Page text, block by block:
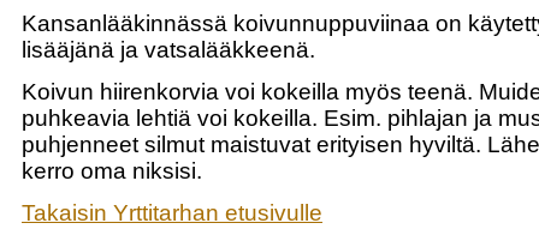
Kansanlääkinnässä koivunnuppuviinaa on
lisääjänä ja vatsalääkkeenä.
Koivun hiirenkorvia voi kokeilla myös teenä.
puhkeavia lehtiä voi kokeilla. Esim. pihlajan ja
puhjenneet silmut maistuvat erityisen hyviltä.
kerro oma niksisi.
Takaisin Yrttitarhan etusivulle